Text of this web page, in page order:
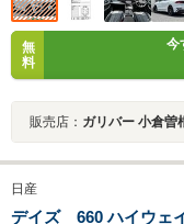
無
料
今
販売店： ガリバー 小倉曽
日産
デイズ 660 ハイウェ